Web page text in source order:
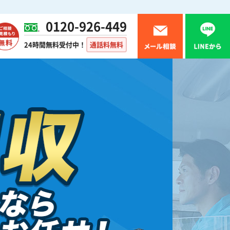
0120-926-449
24時間無料受付中！ 通話料無料